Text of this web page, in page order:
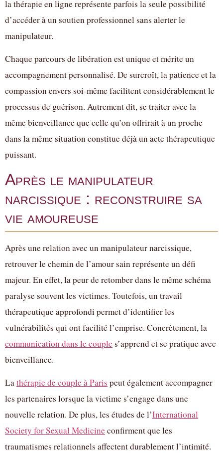
la thérapie en ligne représente parfois la seule possibilité
d’accéder à un soutien professionnel sans alerter le
manipulateur.
Chaque parcours de libération est unique et mérite un
accompagnement personnalisé. De surcroît, la patience et la
compassion envers soi-même facilitent considérablement le
processus de guérison. Autrement dit, se traiter avec la
même bienveillance que celle qu’on offrirait à un proche
dans la même situation constitue déjà un acte thérapeutique
puissant.
Après le manipulateur
narcissique : reconstruire sa
vie amoureuse
Après une relation avec un manipulateur narcissique,
retrouver le chemin de l’amour sain représente un défi
majeur. En effet, la peur de retomber dans le même schéma
paralyse souvent les victimes. Toutefois, un travail
thérapeutique approfondi permet d’identifier les
vulnérabilités qui ont facilité l’emprise. Concrètement, la
communication dans le couples’apprend et se pratique avec
bienveillance.
Lathérapie de couple à Paris peut également accompagner
les partenaires lorsque la victime s’engage dans une
nouvelle relation. De plus, les études de l’International
Society for Sexual Medicineconfirment que les
traumatismes relationnels affectent durablement l’intimité.